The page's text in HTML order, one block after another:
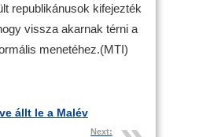
republikánusok kifejezték
vissza akarnak térni a
menetéhez.(MTI)
állt le a Malév
Next: